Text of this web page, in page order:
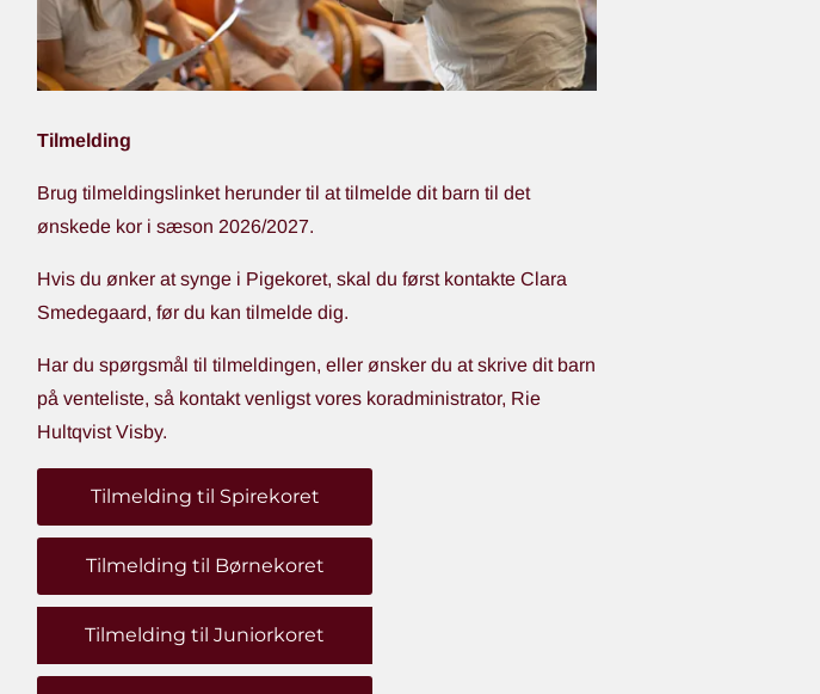
Tilmelding
Brug tilmeldingslinket herunder til at tilmelde dit barn til det
ønskede kor i sæson 2026/2027.
Hvis du ønker at synge i Pigekoret, skal du først kontakte Clara
Smedegaard, før du kan tilmelde dig.
Har du spørgsmål til tilmeldingen, eller ønsker du at skrive dit barn
på venteliste, så kontakt venligst vores koradministrator, Rie
Hultqvist Visby.
Tilmelding til Spirekoret
Tilmelding til Børnekoret
Tilmelding til Juniorkoret